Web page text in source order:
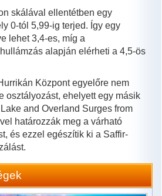
skálával ellentétben egy
0-tól 5,99-ig terjed. Így egy
lehet 3,4-es, míg a
alapján elérheti a 4,5-ös
Központ egyelőre nem
osztályozást, ehelyett egy másik
and Overland Surges from
határozzák meg a várható
és ezzel egészítik ki a Saffir-